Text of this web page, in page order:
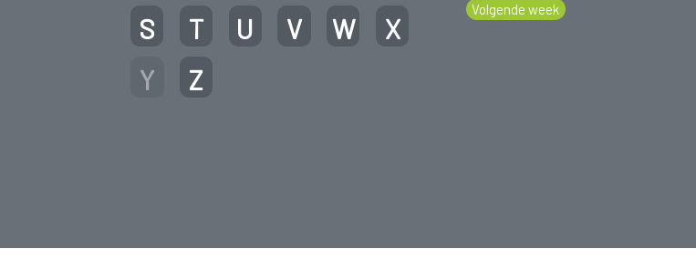
S
T U V W
X
Y
Z
Volgende week